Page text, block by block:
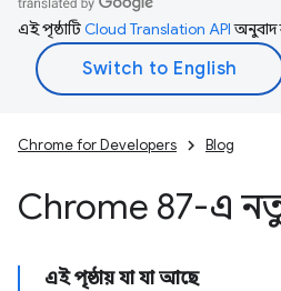
এই পৃষ্ঠাটিCloud Translation APIঅনুবাদ
Chrome for Developers Blog
Chrome 87-এ
এই পৃষ্ঠায় যা যা আছে